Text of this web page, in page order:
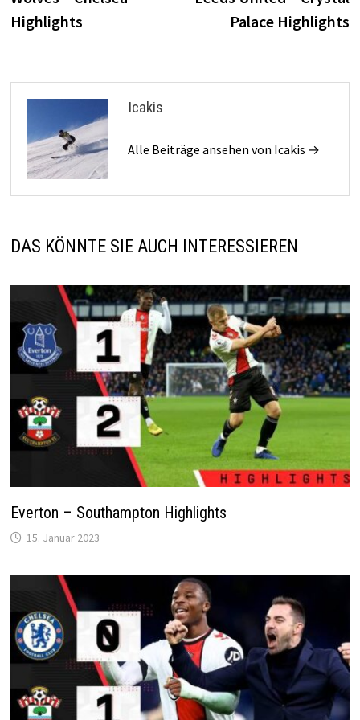
Highlights
Palace Highlights
Icakis
Alle Beiträge ansehen von Icakis →
DAS KÖNNTE SIE AUCH INTERESSIEREN
Everton – Southampton Highlights
15. Januar 2023